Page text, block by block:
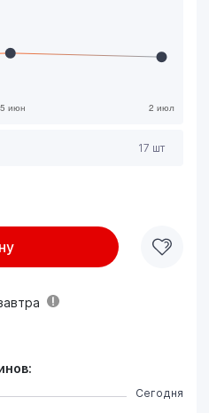
17 шт
Сегодня